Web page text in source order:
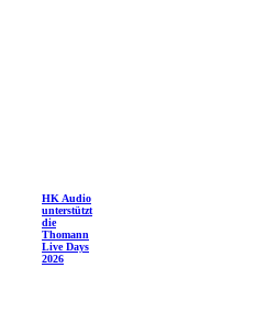
HK Audio
unterstützt
die
Thomann
Live Days
2026